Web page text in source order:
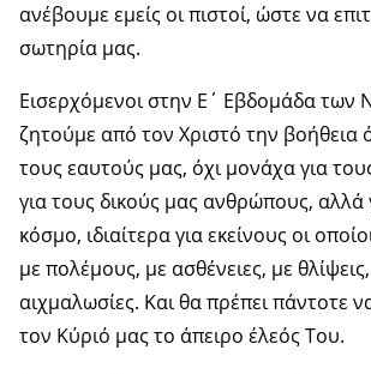
ανέβουμε εμείς οι πιστοί, ώστε να
σωτηρία μας.
Εισερχόμενοι στην Ε΄ Εβδομάδα των
ζητούμε από τον Χριστό την βοήθεια
τους εαυτούς μας, όχι μονάχα για
για τους δικούς μας ανθρώπους, αλλά
κόσμο, ιδιαίτερα για εκείνους οι
με πολέμους, με ασθένειες, με
αιχμαλωσίες. Και θα πρέπει πάντοτε
τον Κύριό μας το άπειρο έλεός Του.